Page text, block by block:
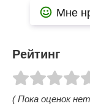
Мне
Рейтинг
( Пока оценок